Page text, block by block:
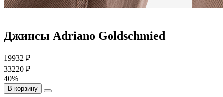
Джинсы Adriano Goldschmied
19932 ₽
33220 ₽
40%
В корзину